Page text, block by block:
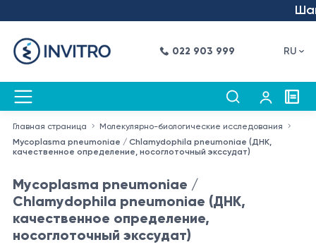
022 903 999 RU
Главная страница
Молекулярно-биологические исследования
Mycoplasma pneumoniae / Chlamydophila pneumoniae (ДНК,
качественное определение, носоглоточный экссудат)
Mycoplasma pneumoniae /
Chlamydophila pneumoniae (ДНК,
качественное определение,
носоглоточный экссудат)